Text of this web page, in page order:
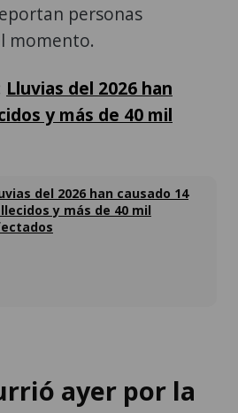
personas
momento.
Lluvias del 2026 han
y más de 40 mil
del 2026 han causado 14
y más de 40 mil
ayer por la